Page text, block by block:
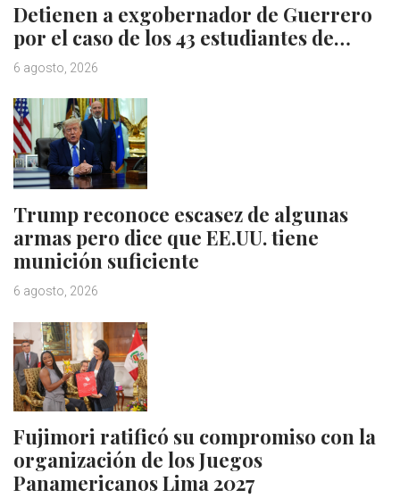
Detienen a exgobernador de Guerrero
por el caso de los 43 estudiantes de…
6 agosto, 2026
Trump reconoce escasez de algunas
armas pero dice que EE.UU. tiene
munición suficiente
6 agosto, 2026
Fujimori ratificó su compromiso con la
organización de los Juegos
Panamericanos Lima 2027